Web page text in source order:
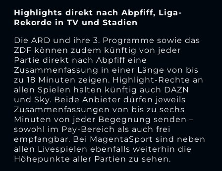
Highlights direkt nach Abpfiff, Liga-
Rekorde in TV und Stadien
Die ARD und ihre 3. Programme sowie das
ZDF können zudem künftig von jeder
Partie direkt nach Abpfiff eine
Zusammenfassung in einer Länge von bis
zu 18 Minuten zeigen. Highlight-Rechte an
allen Spielen halten künftig auch DAZN
und Sky. Beide Anbieter dürfen jeweils
Zusammenfassungen von bis zu sechs
Minuten von jeder Begegnung senden –
sowohl im Pay-Bereich als auch frei
empfangbar. Bei MagentaSport sind neben
allen Livespielen ebenfalls weiterhin die
Höhepunkte aller Partien zu sehen.